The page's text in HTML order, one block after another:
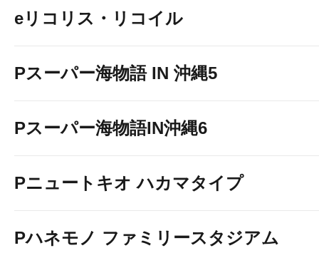
eリコリス・リコイル
Pスーパー海物語 IN 沖縄5
Pスーパー海物語IN沖縄6
Pニュートキオ ハカマタイプ
Pハネモノ ファミリースタジアム